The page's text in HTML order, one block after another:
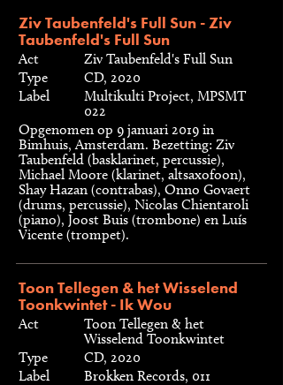
Ziv Taubenfeld's Full Sun - Ziv
Taubenfeld's Full Sun
Act
Ziv Taubenfeld's Full Sun
Type
CD, 2020
Label
Multikulti Project, MPSMT
022
Opgenomen op 9 januari 2019 in
Bimhuis, Amsterdam. Bezetting: Ziv
Taubenfeld (basklarinet, percussie),
Michael Moore (klarinet, altsaxofoon),
Shay Hazan (contrabas), Onno Govaert
(drums, percussie), Nicolas Chientaroli
(piano), Joost Buis (trombone) en Luís
Vicente (trompet).
Toon Tellegen & het Wisselend
Toonkwintet - Ik Wou
Act
Toon Tellegen & het
Wisselend Toonkwintet
Type
CD, 2020
Label
Brokken Records, 011